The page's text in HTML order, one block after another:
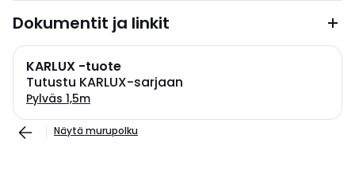
Dokumentit ja linkit
KARLUX -tuote
Tutustu KARLUX-sarjaan
Pylväs 1,5m
Näytä murupolku